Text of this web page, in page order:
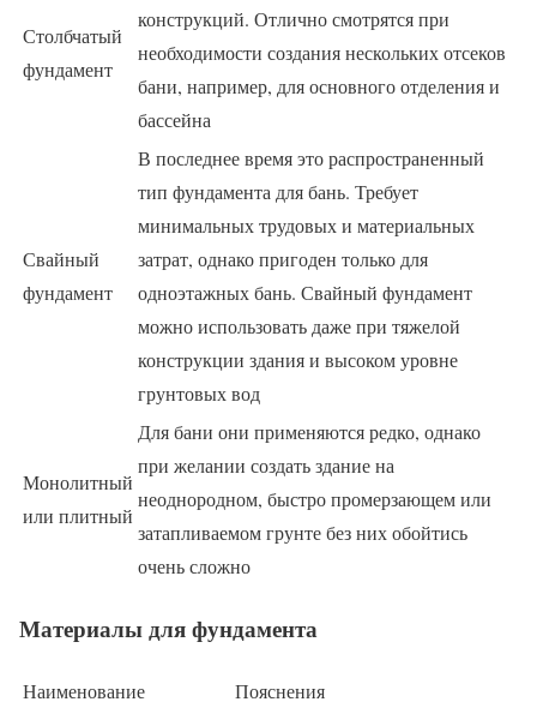
Столбчатый
фундамент
конструкций. Отлично смотрятся при
необходимости создания нескольких отсеков
бани, например, для основного отделения и
бассейна
Свайный
фундамент
В последнее время это распространенный
тип фундамента для бань. Требует
минимальных трудовых и материальных
затрат, однако пригоден только для
одноэтажных бань. Свайный фундамент
можно использовать даже при тяжелой
конструкции здания и высоком уровне
грунтовых вод
Монолитный
или плитный
Для бани они применяются редко, однако
при желании создать здание на
неоднородном, быстро промерзающем или
затапливаемом грунте без них обойтись
очень сложно
Материалы для фундамента
Наименование
Пояснения